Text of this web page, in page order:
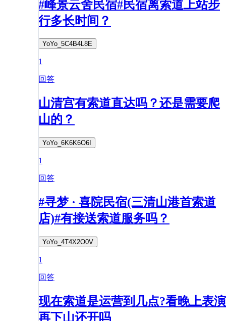
#峰景云舍民宿#民宿离索道上站步
行多长时间？
YoYo_5C4B4L8E
1
回答
山清宫有索道直达吗？还是需要爬
山的？
YoYo_6K6K6O6I
1
回答
#寻梦 · 喜院民宿(三清山港首索道
店)#有接送索道服务吗？
YoYo_4T4X2O0V
1
回答
现在索道是运营到几点?看晚上表演
再下山还开吗